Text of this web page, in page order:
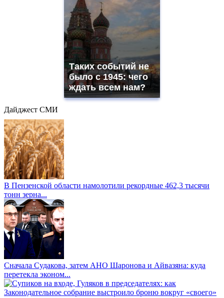
Таких событий не
было с 1945: чего
ждать всем нам?
Дайджест СМИ
В Пензенской области намолотили рекордные 462,3 тысячи
тонн зерна...
Сначала Судакова, затем АНО Шаронова и Айвазяна: куда
перетекла эконом...